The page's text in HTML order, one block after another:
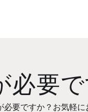
必要
必要ですか？お気軽に